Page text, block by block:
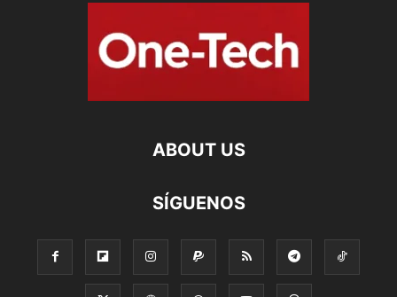
ABOUT US
SÍGUENOS